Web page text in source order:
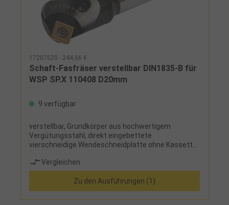
17207520 - 244,66 €
Schaft-Fasfräser verstellbar DIN1835-B für
WSP SP.X 110408 D20mm
9 verfügbar
verstellbar, Grundkörper aus hochwertigem
Vergütungsstahl, direkt eingebettete
vierschneidige Wendeschneidplatte ohne Kassette
Bearbeitungszeiten durch hohe Schnittwerte,
stufenlos von 0° bis 90° verstellbar, Skala
tiefengraviert für eine lange
LebensdauerHinweis:Einschraubfräser auf Anfrage
lieferbar!
Vergleichen
Zu den Ausführungen (1)